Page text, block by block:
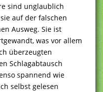
sind unglaublich
auf der falschen
Ausweg. Sie ist
was vor allem
überzeugten
Schlagabtausch
spannend wie
selbst gelesen